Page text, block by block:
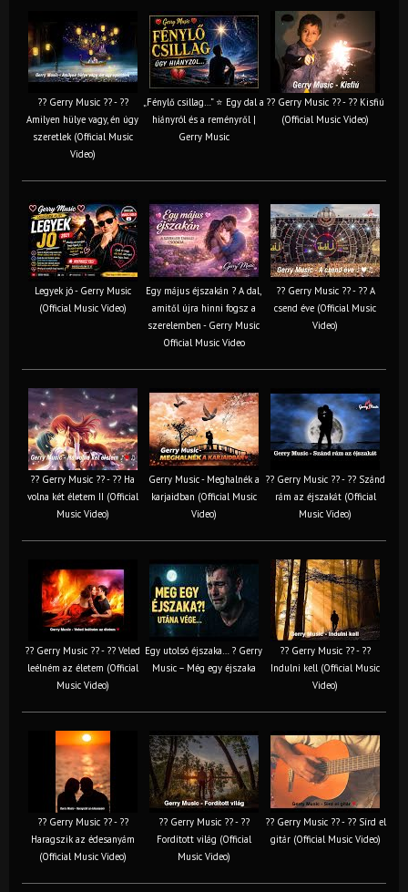
?? Gerry Music ?? - ??
Amilyen hülye vagy, én úgy
szeretlek (Official Music
Video)
„Fénylő csillag…” ⭐ Egy dal a
hiányról és a reményről |
Gerry Music
?? Gerry Music ?? - ?? Kisfiú
(Official Music Video)
Legyek jó - Gerry Music
(Official Music Video)
Egy május éjszakán ? A dal,
amitől újra hinni fogsz a
szerelemben - Gerry Music
Official Music Video
?? Gerry Music ?? - ?? A
csend éve (Official Music
Video)
?? Gerry Music ?? - ?? Ha
volna két életem II (Official
Music Video)
Gerry Music - Meghalnék a
karjaidban (Official Music
Video)
?? Gerry Music ?? - ?? Szánd
rám az éjszakát (Official
Music Video)
?? Gerry Music ?? - ?? Veled
leélném az életem (Official
Music Video)
Egy utolsó éjszaka… ? Gerry
Music – Még egy éjszaka
?? Gerry Music ?? - ??
Indulni kell (Official Music
Video)
?? Gerry Music ?? - ??
Haragszik az édesanyám
(Official Music Video)
?? Gerry Music ?? - ??
Fordított világ (Official
Music Video)
?? Gerry Music ?? - ?? Sírd el
gitár (Official Music Video)